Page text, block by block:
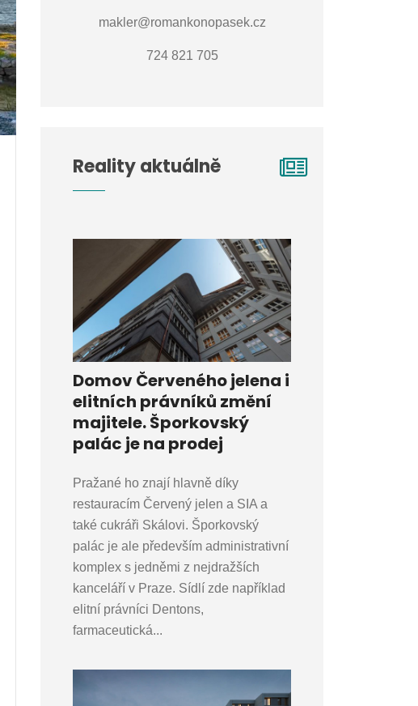
makler@romankonopasek.cz
724 821 705
Reality aktuálně
Domov Červeného jelena i
elitních právníků změní
majitele. Šporkovský
palác je na prodej
Pražané ho znají hlavně díky
restauracím Červený jelen a SIA a
také cukráři Skálovi. Šporkovský
palác je ale především administrativní
komplex s jedněmi z nejdražších
kanceláří v Praze. Sídlí zde například
elitní právníci Dentons,
farmaceutická...